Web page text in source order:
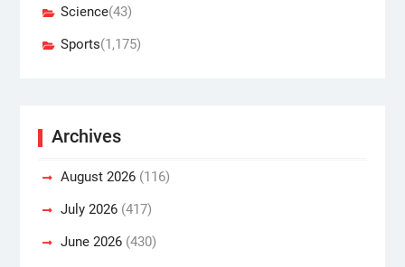
Science(43)
Sports(1,175)
Archives
August 2026(116)
July 2026(417)
June 2026(430)